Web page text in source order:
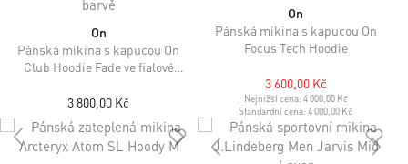
On
Pánská mikina s kapucou On
Club Hoodie Fade ve fialové
3 800,00 Kč
On
Pánská mikina s kapucou On
Focus Tech Hoodie
3 600,00 Kč
Nejnižší cena: 4 000,00 Kč
Standardní cena:4 000,00 Kč